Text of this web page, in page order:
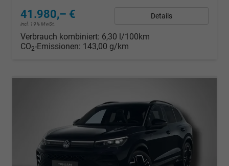
41.980,– €
incl. 19% MwSt.
Details
Verbrauch kombiniert: 6,30 l/100km
CO2-Emissionen: 143,00 g/km